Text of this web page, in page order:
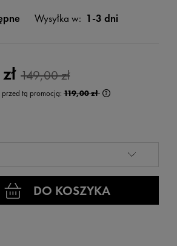
Wysyłka w: 1-3 dni
149,00 zł
tą promocją: 119,00 zł
DO KOSZYKA